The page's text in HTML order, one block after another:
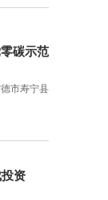
碳示范
市寿宁县
资